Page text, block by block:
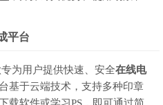
平台
为用户提供快速、安全在线电
基于云端技术，支持多种印章